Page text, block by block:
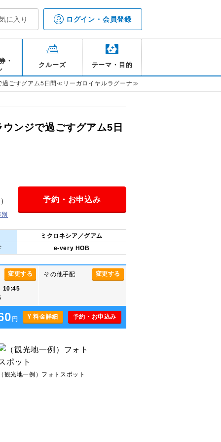
に入り ログイン・会員登録
・
クルーズ テーマ・目的
過ごすグアム5日間≪リーガロイヤルラグーナ≫
ンジで過ごすグアム5日
予約・お申込み
ミクロネシア／グアム
e-very HOB
変更する 変更する
その他手配
円 ¥ 料金詳細 予約・お申込み
観光地一例）フォトスポット